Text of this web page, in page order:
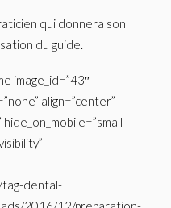
qui donnera son
du guide.
image_id=”43″
align=”center”
tag-dental-